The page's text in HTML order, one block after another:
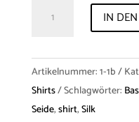
"Paris"
Menge
IN
Artikelnummer:1-1b
Shirts Schlagwörter:
Seide,shirt,Silk